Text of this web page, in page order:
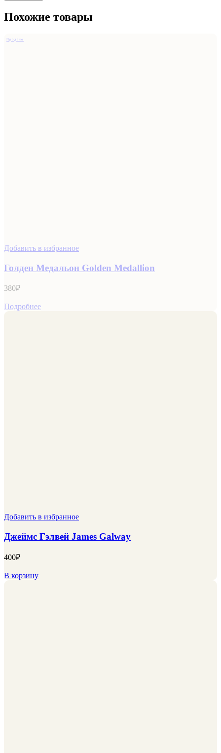
Похожие товары
Продано
Добавить в избранное
Голден Медальон Golden Medallion
380₽
Подробнее
Добавить в избранное
Джеймс Гэлвей James Galway
400₽
В корзину